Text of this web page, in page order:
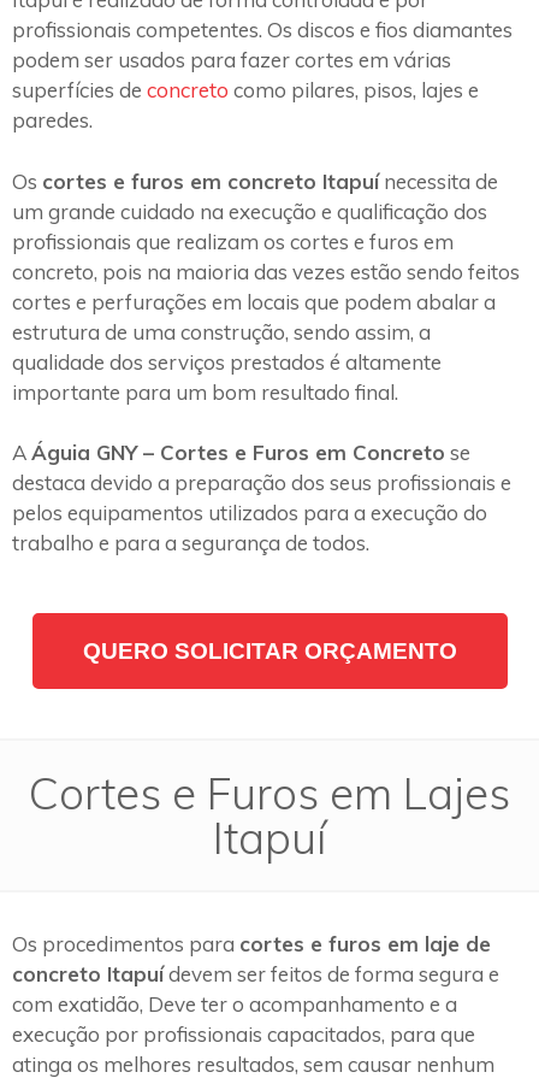
profissionais competentes. Os discos e fios diamantes
podem ser usados para fazer cortes em várias
superfícies de concreto como pilares, pisos, lajes e
paredes.
Os cortes e furos em concreto Itapuínecessita de
um grande cuidado na execução e qualificação dos
profissionais que realizam os cortes e furos em
concreto, pois na maioria das vezes estão sendo feitos
cortes e perfurações em locais que podem abalar a
estrutura de uma construção, sendo assim, a
qualidade dos serviços prestados é altamente
importante para um bom resultado final.
AÁguia GNY – Cortes e Furos em Concreto se
destaca devido a preparação dos seus profissionais e
pelos equipamentos utilizados para a execução do
trabalho e para a segurança de todos.
QUERO SOLICITAR ORÇAMENTO
Cortes e Furos em Lajes
Itapuí
Os procedimentos para cortes e furos em laje de
concreto Itapuídevem ser feitos de forma segura e
com exatidão, Deve ter o acompanhamento e a
execução por profissionais capacitados, para que
atinga os melhores resultados, sem causar nenhum